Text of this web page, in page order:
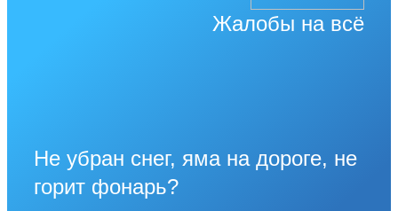
Жалобы на всё
Не убран снег, яма на дороге, не
горит фонарь?